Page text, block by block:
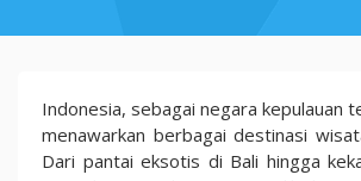
Agen
Travel
di
Indonesia, sebagai negara kepulauan
menawarkan berbagai destinasi
Dari pantai eksotis di Bali hingga